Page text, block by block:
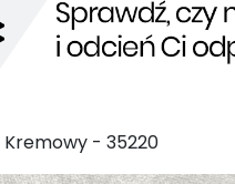
Kremowy - 35220